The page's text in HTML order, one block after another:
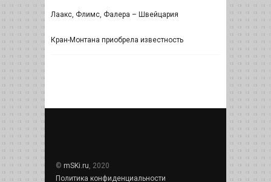
Лаакс, Флимс, Фалера – Швейцария
Кран-Монтана приобрела известность
© mSKi.ru, 2020
Политика конфиденциальности